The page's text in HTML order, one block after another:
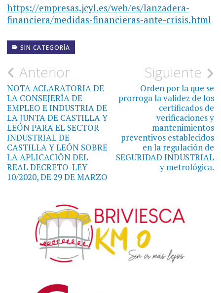
https://empresas.jcyl.es/web/es/lanzadera-
financiera/medidas-financieras-ante-crisis.html
SIN CATEGORÍA
Navegación
de
entradas
Anterior
NOTA ACLARATORIA DE
LA CONSEJERÍA DE
EMPLEO E INDUSTRIA DE
LA JUNTA DE CASTILLA Y
LEÓN PARA EL SECTOR
INDUSTRIAL DE
CASTILLA Y LEÓN SOBRE
LA APLICACIÓN DEL
REAL DECRETO-LEY
10/2020, DE 29 DE MARZO
Siguiente
Orden por la que se
prorroga la validez de los
certificados de
verificaciones y
mantenimientos
preventivos establecidos
en la regulación de
SEGURIDAD INDUSTRIAL
y metrológica.